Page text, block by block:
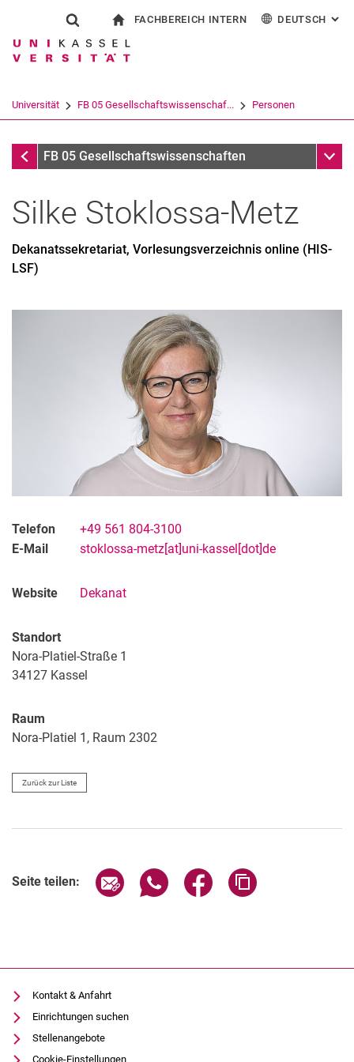
Springe direkt zu: Inhalt
Springe direkt zu: Suche
Springe direkt zu:
Suchformular
Suchbegriff
Suchen (öffnet externen Link in einem
FACHBEREICH INTERN DEUTSCH :
Universität FB 05 Gesellschaftswissenschaf... Personen
Sekretär:in
FB 05 Gesellschaftswissenschaften
Silke Stoklossa-Metz
Dekanatssekretariat, Vorlesungsverzeichnis online (HIS-
LSF)
Telefon
+49 561 804-3100
E-Mail
stoklossa-metz[at]uni-kassel[dot]de
Website Dekanat
Standort
Nora-Platiel-Straße 1
34127 Kassel
Raum
Nora-Platiel 1, Raum 2302
Zurück zur Liste
Seite teilen: Seite über E-Mail teilen
Seite über WhatsApp teilen
Seite über Facebook
Kontakt & Anfahrt
Einrichtungen suchen
Stellenangebote
Cookie-Einstellungen